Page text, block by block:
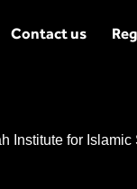
Contact us
Institute for Islamic